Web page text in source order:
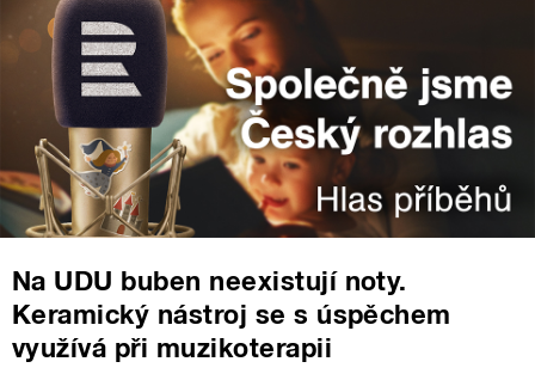
Na UDU buben neexistují noty.
Keramický nástroj se s úspěchem
využívá při muzikoterapii